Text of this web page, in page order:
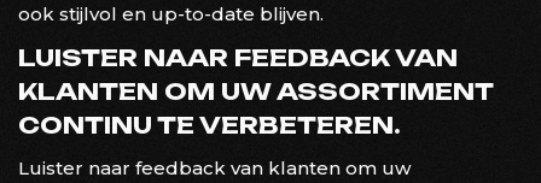
ook stijlvol en up-to-date blijven.
LUISTER NAAR FEEDBACK VAN
KLANTEN OM UW ASSORTIMENT
CONTINU TE VERBETEREN.
Luister naar feedback van klanten om uw